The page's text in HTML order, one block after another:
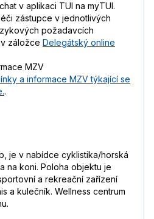
v aplikaci TUI na myTUI.
zástupce v jednotlivých
požadavcích
záložce Delegátský online
MZV
a informace MZV týkající se
.
je v nabídce cyklistika/horská
na koni. Poloha objektu je
a rekreační zařízení
a kulečník. Wellness centrum